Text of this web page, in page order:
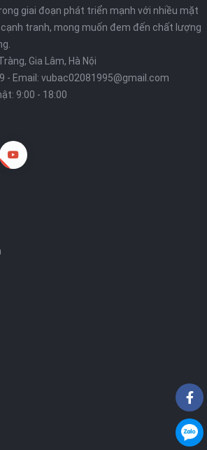
giai đoạn phát triển mạnh với nhiều mặt
cạnh tranh, mong muốn đem đến chất lượng
Gia Lâm, Hà Nội
- Email: vubac02081995@gmail.com
9:00 - 18:00